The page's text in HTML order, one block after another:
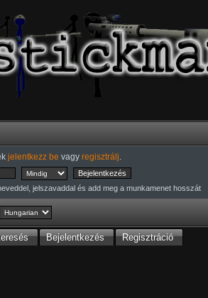
jelentkezz be vagy regisztrálj
jelszavaddal és add meg a munkamenet hosszát
Bejelentkezés Regisztráció